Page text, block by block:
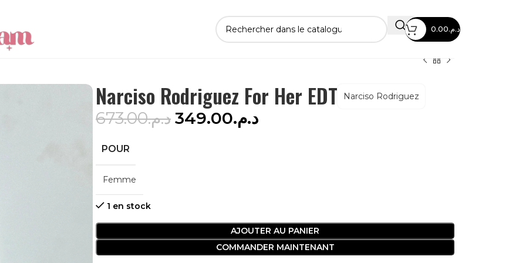
د.م.0.00
Narciso Rodriguez For Her EDT Narciso Rodriguez
د.م.673.00 د.م.349.00
POUR
Femme
1 en stock
AJOUTER AU PANIER
COMMANDER MAINTENANT